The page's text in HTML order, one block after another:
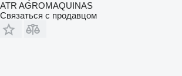
ATR AGROMAQUINAS
Связаться с продавцом